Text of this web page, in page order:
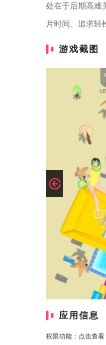
处在于后期高难
片时间、追求轻
游戏截图
应用信息
权限功能： 点击查看